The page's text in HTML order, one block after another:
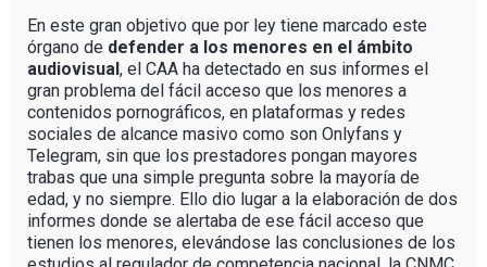
En este gran objetivo que por ley tiene marcado este
órgano de defender a los menores en el ámbito
audiovisual, el CAA ha detectado en sus informes el
gran problema del fácil acceso que los menores a
contenidos pornográficos, en plataformas y redes
sociales de alcance masivo como son Onlyfans y
Telegram, sin que los prestadores pongan mayores
trabas que una simple pregunta sobre la mayoría de
edad, y no siempre. Ello dio lugar a la elaboración de dos
informes donde se alertaba de ese fácil acceso que
tienen los menores, elevándose las conclusiones de los